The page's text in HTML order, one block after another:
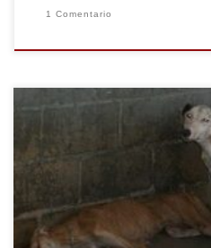
1 Comentario
La Sociedad de Animales y Plantas
ubicada en el término de Mairena
la Finca Peralta, un polígono
Bormujos , ha sido denunciada la
socios por falta de higiene y